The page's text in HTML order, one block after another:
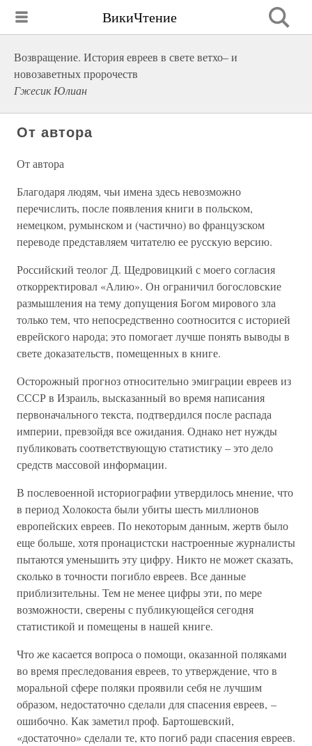
ВикиЧтение
Возвращение. История евреев в свете ветхо– и
новозаветных пророчеств
Гжесик Юлиан
От автора
От автора
Благодаря людям, чьи имена здесь невозможно
перечислить, после появления книги в польском,
немецком, румынском и (частично) во французском
переводе представляем читателю ее русскую версию.
Российский теолог Д. Щедровицкий с моего согласия
откорректировал «Алию». Он ограничил богословские
размышления на тему допущения Богом мирового зла
только тем, что непосредственно соотносится с историей
еврейского народа; это помогает лучше понять выводы в
свете доказательств, помещенных в книге.
Осторожный прогноз относительно эмиграции евреев из
СССР в Израиль, высказанный во время написания
первоначального текста, подтвердился после распада
империи, превзойдя все ожидания. Однако нет нужды
публиковать соответствующую статистику – это дело
средств массовой информации.
В послевоенной историографии утвердилось мнение, что
в период Холокоста были убиты шесть миллионов
европейских евреев. По некоторым данным, жертв было
еще больше, хотя пронацистски настроенные журналисты
пытаются уменьшить эту цифру. Никто не может сказать,
сколько в точности погибло евреев. Все данные
приблизительны. Тем не менее цифры эти, по мере
возможности, сверены с публикующейся сегодня
статистикой и помещены в нашей книге.
Что же касается вопроса о помощи, оказанной поляками
во время преследования евреев, то утверждение, что в
моральной сфере поляки проявили себя не лучшим
образом, недостаточно сделали для спасения евреев, –
ошибочно. Как заметил проф. Бартошевский,
«достаточно» сделали те, кто погиб ради спасения евреев.